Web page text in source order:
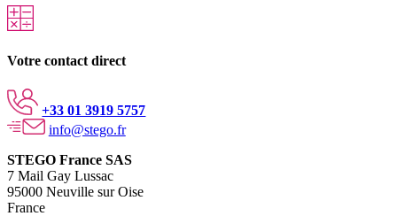
Votre contact direct
+33 01 3919 5757
info@stego.fr
STEGO France SAS
7 Mail Gay Lussac
95000 Neuville sur Oise
France